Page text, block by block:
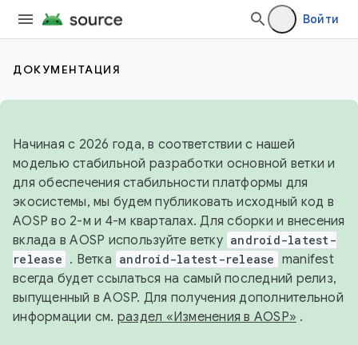
Войти
ДОКУМЕНТАЦИЯ
Начиная с 2026 года, в соответствии с нашей
моделью стабильной разработки основной ветки и
для обеспечения стабильности платформы для
экосистемы, мы будем публиковать исходный код в
AOSP во 2-м и 4-м кварталах. Для сборки и внесения
вклада в AOSP используйте ветку android-latest-
release . Ветка android-latest-release manifest
всегда будет ссылаться на самый последний релиз,
выпущенный в AOSP. Для получения дополнительной
информации см. раздел «Изменения в AOSP» .